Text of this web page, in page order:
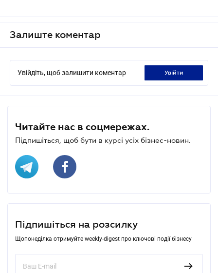
Залиште коментар
Увійдіть, щоб залишити коментар увійти
Читайте нас в соцмережах.
Підпишіться, щоб бути в курсі усіх бізнес-новин.
Підпишіться на розсилку
Щопонеділка отримуйте weekly-digest про ключові події бізнесу